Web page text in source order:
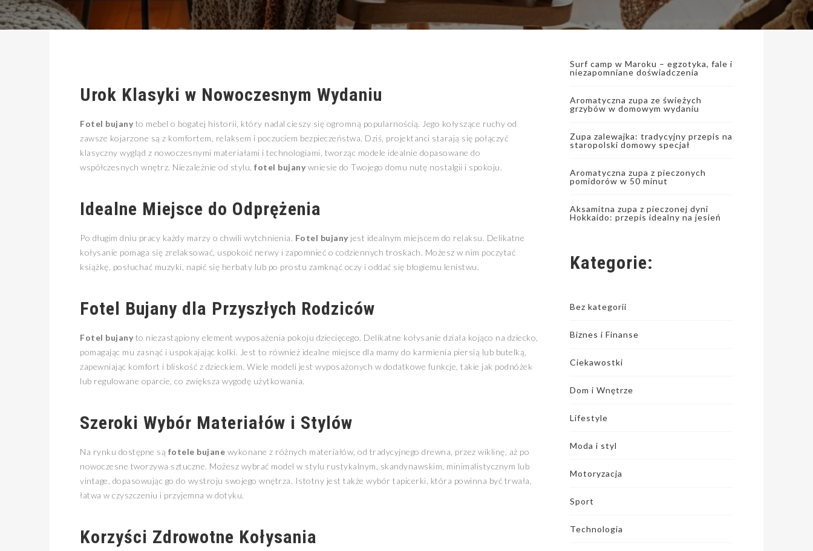
Urok Klasyki w Nowoczesnym Wydaniu
Fotel bujany to mebel o bogatej historii, który nadal cieszy się ogromną popularnością. Jego kołyszące ruchy od
zawsze kojarzone są z komfortem, relaksem i poczuciem bezpieczeństwa. Dziś, projektanci starają się połączyć
klasyczny wygląd z nowoczesnymi materiałami i technologiami, tworząc modele idealnie dopasowane do
współczesnych wnętrz. Niezależnie od stylu, fotel bujany wniesie do Twojego domu nutę nostalgii i spokoju.
Idealne Miejsce do Odprężenia
Po długim dniu pracy każdy marzy o chwili wytchnienia. Fotel bujany jest idealnym miejscem do relaksu. Delikatne
kołysanie pomaga się zrelaksować, uspokoić nerwy i zapomnieć o codziennych troskach. Możesz w nim poczytać
książkę, posłuchać muzyki, napić się herbaty lub po prostu zamknąć oczy i oddać się błogiemu lenistwu.
Fotel Bujany dla Przyszłych Rodziców
Fotel bujany to niezastąpiony element wyposażenia pokoju dziecięcego. Delikatne kołysanie działa kojąco na dziecko,
pomagając mu zasnąć i uspokajając kolki. Jest to również idealne miejsce dla mamy do karmienia piersią lub butelką,
zapewniając komfort i bliskość z dzieckiem. Wiele modeli jest wyposażonych w dodatkowe funkcje, takie jak podnóżek
lub regulowane oparcie, co zwiększa wygodę użytkowania.
Szeroki Wybór Materiałów i Stylów
Na rynku dostępne są fotele bujane wykonane z różnych materiałów, od tradycyjnego drewna, przez wiklinę, aż po
nowoczesne tworzywa sztuczne. Możesz wybrać model w stylu rustykalnym, skandynawskim, minimalistycznym lub
vintage, dopasowując go do wystroju swojego wnętrza. Istotny jest także wybór tapicerki, która powinna być trwała,
łatwa w czyszczeniu i przyjemna w dotyku.
Korzyści Zdrowotne Kołysania
Surf camp w Maroku – egzotyka, fale i
niezapomniane doświadczenia
Aromatyczna zupa ze świeżych
grzybów w domowym wydaniu
Zupa zalewajka: tradycyjny przepis na
staropolski domowy specjał
Aromatyczna zupa z pieczonych
pomidorów w 50 minut
Aksamitna zupa z pieczonej dyni
Hokkaido: przepis idealny na jesień
Kategorie:
Bez kategorii
Biznes i Finanse
Ciekawostki
Dom i Wnętrze
Lifestyle
Moda i styl
Motoryzacja
Sport
Technologia